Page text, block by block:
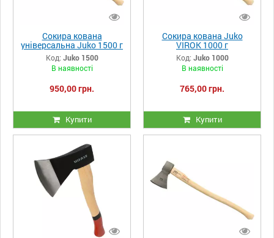
Сокира кована
універсальна Juko 1500 г
Код: Juko 1500
В наявності
950,00 грн.
Купити
Сокира кована Juko
VIROK 1000 г
Код: Juko 1000
В наявності
765,00 грн.
Купити